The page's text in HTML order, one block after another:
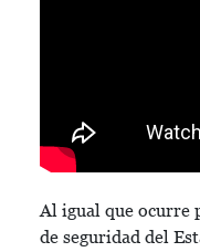
Al igual que ocurre
de seguridad del